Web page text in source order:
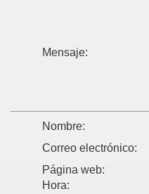
Mensaje:
Nombre:
Correo electrónico:
Página web:
Hora: